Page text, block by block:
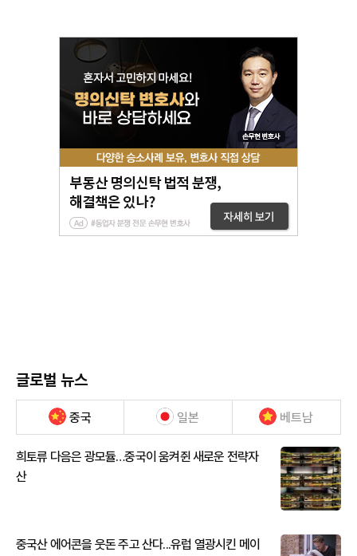
글로벌 뉴스
중국 일본 베트남
희토류 다음은 광모듈…중국이 움켜쥔 새로운 전략자
산
중국산 에어콘을 웃돈 주고 산다...유럽 열광시킨 메이